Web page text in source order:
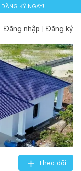
ĐĂNG KÝ NGAY!
Đăng nhập Đăng ký
Theo dõi